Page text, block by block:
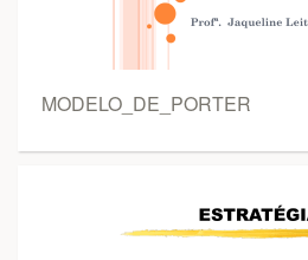
MODELO_DE_PORTER